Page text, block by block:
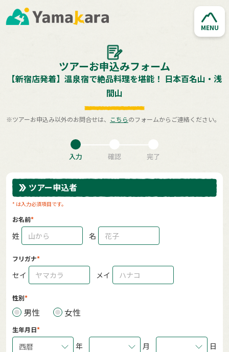
MENU
ツアーお申込みフォーム
【新宿店発着】温泉宿で絶品料理を堪能！ 日本百名山・浅
間山
※ツアーお申込み以外のお問合せは、 こちらのフォームからご連絡ください。
入力 確認 完了
ツアー申込者
* は入力必須項目です。
お名前
姓 名
フリガナ
セイ メイ
性別
男性 女性
生年月日
西暦 年 月 日